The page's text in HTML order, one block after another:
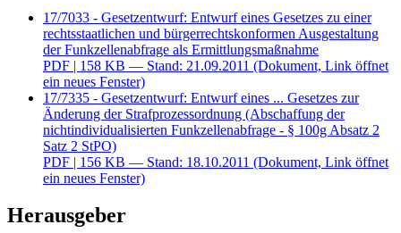
17/7033 - Gesetzentwurf: Entwurf eines Gesetzes zu einer
rechtsstaatlichen und bürgerrechtskonformen Ausgestaltung
der Funkzellenabfrage als Ermittlungsmaßnahme
PDF | 158 KB — Stand: 21.09.2011 (Dokument, Link öffnet
ein neues Fenster)
17/7335 - Gesetzentwurf: Entwurf eines ... Gesetzes zur
Änderung der Strafprozessordnung (Abschaffung der
nichtindividualisierten Funkzellenabfrage - § 100g Absatz 2
Satz 2 StPO)
PDF | 156 KB — Stand: 18.10.2011 (Dokument, Link öffnet
ein neues Fenster)
Herausgeber